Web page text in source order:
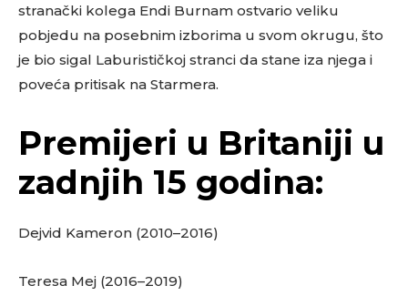
stranački kolega Endi Burnam ostvario veliku
pobjedu na posebnim izborima u svom okrugu, što
je bio sigal Laburističkoj stranci da stane iza njega i
poveća pritisak na Starmera.
Premijeri u Britaniji u
zadnjih 15 godina:
Dejvid Kameron (2010–2016)
Teresa Mej (2016–2019)